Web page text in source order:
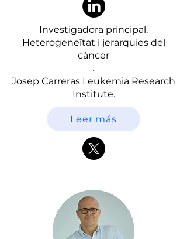
Investigadora principal.
Heterogeneïtat i jerarquies del
càncer
.
Josep Carreras Leukemia Research
Institute.
Leer más